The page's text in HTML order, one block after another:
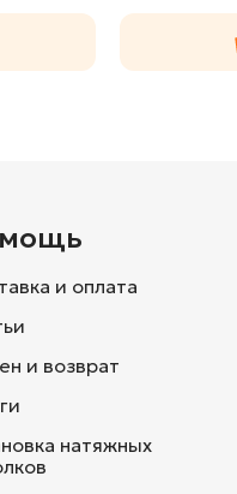
и оплата
и возврат
натяжных